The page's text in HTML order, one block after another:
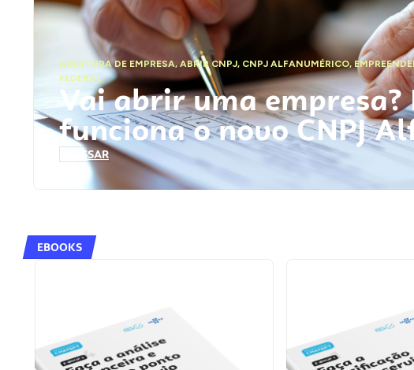
ABERTURA DE EMPRESA,ABRIR CNPJ, CNPJ ALFANUMÉRICO,
FEDERAL
Vai abrir uma empresa?
funciona o novo CNPJ
ACESSAR
EBOOKS